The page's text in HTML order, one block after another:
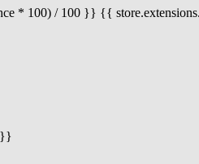
* 100) / 100 }} {{
}}